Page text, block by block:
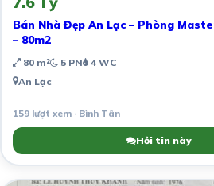
Bán Nhà Đẹp An Lạc – Phòng
– 80m2
80 m² 5 PN 4 WC
An Lạc
159 lượt xem · Bình Tân
Hỏi tin này